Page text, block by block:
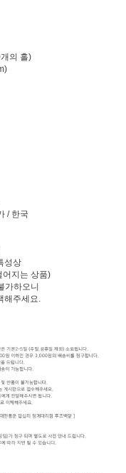
의 홀)
/ 한국
성상
어지는 상품)
가하오니
해주세요.